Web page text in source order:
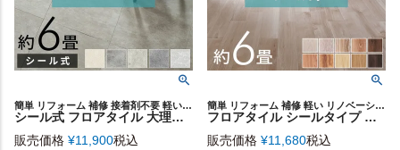
簡単 リフォーム 補修 接着剤不要 軽い 店舗 リノベーション 子供 汚れ防止 カフェ レストラン オフィス 玄関 土足OK リビング ダイニング 寝室 トイレ スタイリッシュ 土足対応 土間
シール式 フロアタイル 大理石 薄型 フロアマット 薄い シールタイプ 正方形 床材 6畳 石目 フローリング タイル 貼るだけ マット カーペット 床 傷防止 犬 フロアシート 低コスト 耐久性 軽量 模様替え おしゃれ 北欧 インテリア DIY 西海岸 [set48-85002]
販売価格 ¥11,900税込
簡単 リフォーム 補修 軽い リノベーション 店舗 カフェ レストラン オフィス 土足 可能 OK 接着剤不要 オーク チーク リビング ダイニング 寝室 ベッドルーム トイレ スタイリッシュ
フロアタイル シールタイプ 床材 72枚セット 約 6畳 ブラウン ベージュ 木目調 フローリング タイル マット カーペット 床 フロア ナチュラル フロアシート 低コスト 耐久性 耐水性 シール 貼るだけ 接着剤 おしゃれ 北欧 リゾート インテリア DIY 西海岸 [set72-85001]
販売価格 ¥11,680税込